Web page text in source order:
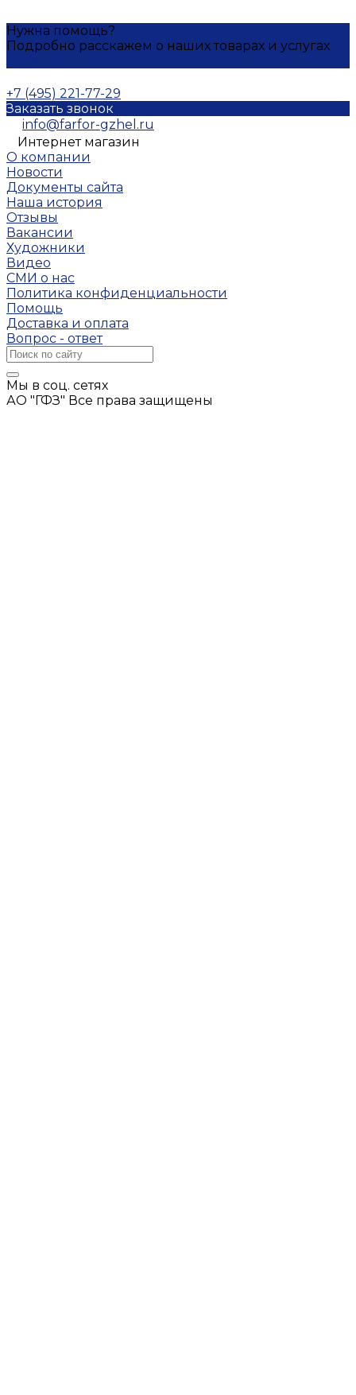
Нужна помощь?
Подробно расскажем о наших товарах и услугах
+7 (495) 221-77-29
Заказать звонок
info@farfor-gzhel.ru
Интернет магазин
О компании
Новости
Документы сайта
Наша история
Отзывы
Вакансии
Художники
Видео
СМИ о нас
Политика конфиденциальности
Помощь
Доставка и оплата
Вопрос - ответ
Мы в соц. сетях
АО "ГФЗ" Все права защищены